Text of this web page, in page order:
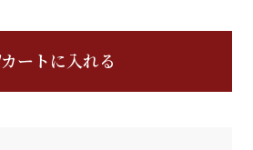
カートに入れる